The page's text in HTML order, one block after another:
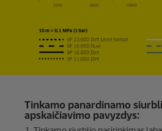
Tinkamo panardinamo
apskaičiavimo pavyzdys: